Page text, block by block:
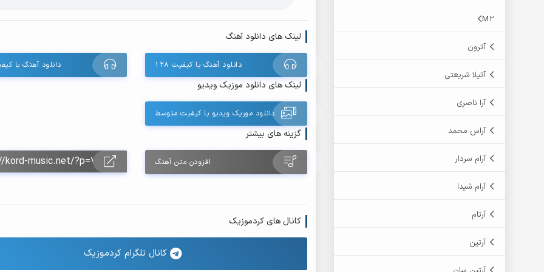
M2
آترون
آتیلا شریعتی
آرا ناصری
آراس محمد
آرام سردار
آرام شیدا
آرتام
آرتین
لینک های دانلود آهنگ
دانلود آهنگ با کیفیت ۱۲۸ دانلود آهنگ با
لینک های دانلود موزیک ویدیو
دانلود موزیک ویدیو با کیفیت متوسط
گزینه های بیشتر
افزودن متن آهنگ
کانال های کردموزیک
کانال تلگرام کردموزیک